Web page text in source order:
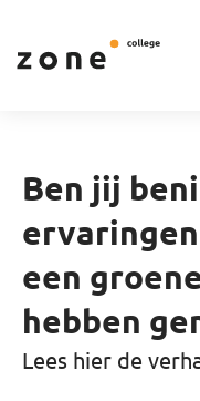
Ben jij
een
hebben
Lees hier de